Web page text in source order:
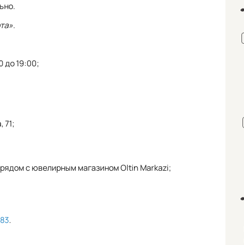
до 19:00;
71;
с ювелирным магазином Oltin Markazi;
.